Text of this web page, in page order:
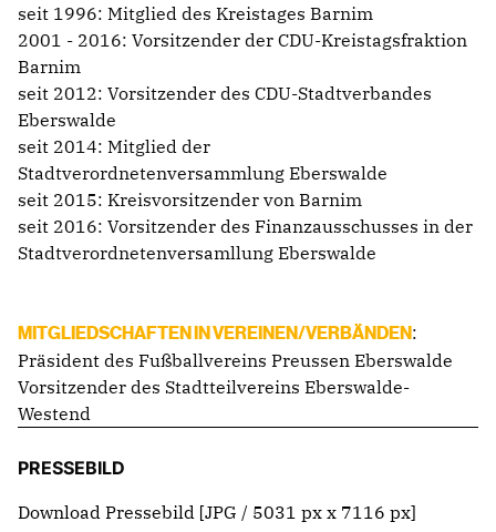
seit 1996: Mitglied des Kreistages Barnim
2001 - 2016: Vorsitzender der CDU-Kreistagsfraktion
Barnim
seit 2012: Vorsitzender des CDU-Stadtverbandes
Eberswalde
seit 2014: Mitglied der
Stadtverordnetenversammlung Eberswalde
seit 2015: Kreisvorsitzender von Barnim
seit 2016: Vorsitzender des Finanzausschusses in der
Stadtverordnetenversamllung Eberswalde
MITGLIEDSCHAFTEN IN VEREINEN/VERBÄNDEN:
Präsident des Fußballvereins Preussen Eberswalde
Vorsitzender des Stadtteilvereins Eberswalde-
Westend
PRESSEBILD
Download Pressebild [JPG / 5031 px x 7116 px]